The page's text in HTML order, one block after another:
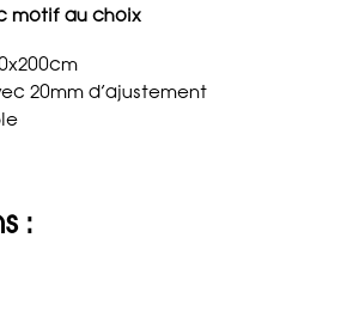
motif au choix
20mm d’ajustement
: